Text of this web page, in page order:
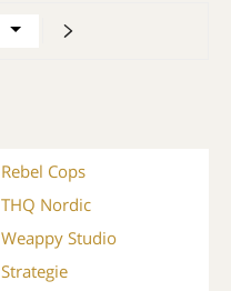
Rebel Cops
THQ Nordic
Weappy Studio
Strategie